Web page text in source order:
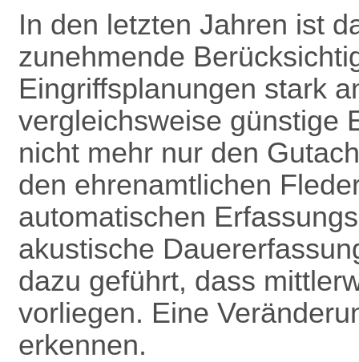
In den letzten Jahren ist
zunehmende
Eingriffsplanungen stark
vergleichsweise günstige
nicht mehr nur den
den ehrenamtlichen
automatischen
akustische
dazu geführt, dass
vorliegen. Eine
erkennen.